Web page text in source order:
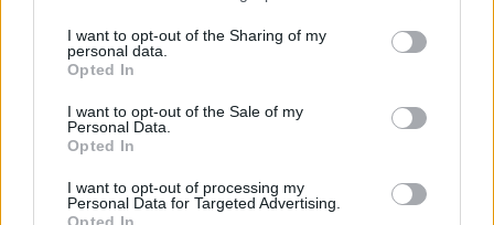
not limited to your visit or usage behaviour. You may click to
grant or deny consent to Google and its third-party tags to
use your data for below specified purposes in below Google
consent section.
I want to opt-out of the Sharing of my
personal data.
Opted In
I want to opt-out of the Sale of my
Personal Data.
Opted In
I want to opt-out of processing my
Personal Data for Targeted Advertising.
Opted In
is szenvtelenül kihasználják.
Thoroughbredslassan hömpölygő, az
információkat lassan adagoló éjfekete karakterrajz
két fiatal lányról, akikből tökéletesen hiányzik az
empátia. Könnyen pszichopatáknak
bélyegezhetnénk őket, ám a film éppen azért
izgalmas, mert nagyon finoman rákérdez arra is,
vajon miért torzultak el ennyire érzelmileg. A